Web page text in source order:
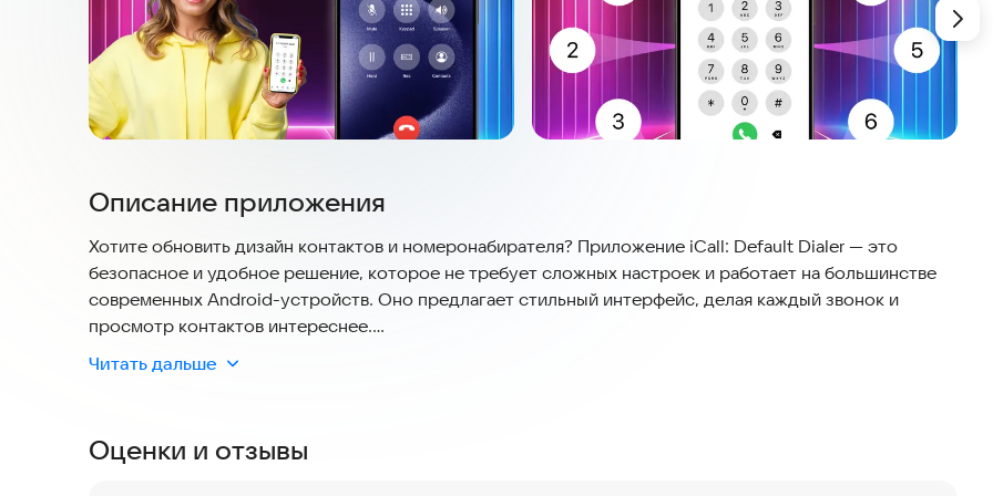
Описание приложения
Хотите обновить дизайн контактов и номеронабирателя? Приложение iCall: Default Dialer — это
безопасное и удобное решение, которое не требует сложных настроек и работает на большинстве
современных Android-устройств. Оно предлагает стильный интерфейс, делая каждый звонок и
просмотр контактов интереснее.
С приложением Call Wallpaper: Dialer для Android вы получите обновленный вид разговоров.
Читать дальше
Оценки и отзывы